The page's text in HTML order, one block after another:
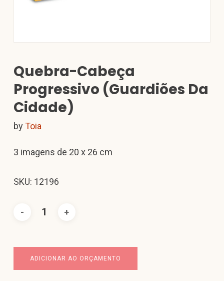
Quebra-Cabeça
Progressivo (guardiões Da
Cidade)
byToia
3 imagens de 20 x 26 cm
SKU: 12196
ADICIONAR AO ORÇAMENTO